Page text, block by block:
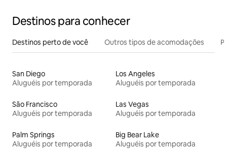
Destinos para conhecer
Destinos perto de você Outros tipos de acomodações
San Diego
Aluguéis por temporada
Los Angeles
Aluguéis por temporada
São Francisco
Aluguéis por temporada
Las Vegas
Aluguéis por temporada
Palm Springs
Aluguéis por temporada
Big Bear Lake
Aluguéis por temporada